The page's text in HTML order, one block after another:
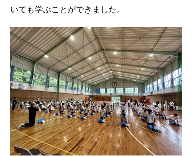
いても学ぶことができました。